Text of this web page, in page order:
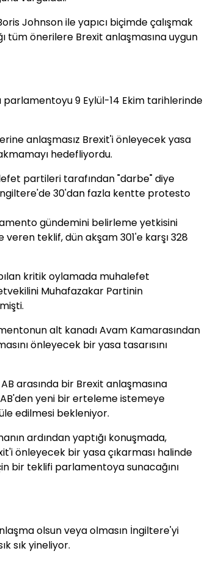
Johnson ile yapıcı biçimde çalışmak
tüm önerilere Brexit anlaşmasına uygun
9 Eylül-14 Ekim tarihlerinde
anlaşmasız Brexit'i önleyecek yasa
hedefliyordu.
partileri tarafından "darbe" diye
30'dan fazla kentte protesto
gündemini belirleme yetkisini
teklif, dün akşam 301'e karşı 328
kritik oylamada muhalefet
Muhafazakar Partinin
alt kanadı Avam Kamarasından
önleyecek bir yasa tasarısını
arasında bir Brexit anlaşmasına
yeni bir erteleme istemeye
edilmesi bekleniyor.
ardından yaptığı konuşmada,
önleyecek bir yasa çıkarması halinde
bir teklifi parlamentoya sunacağını
olsun veya olmasın İngiltere'yi
sık yineliyor.